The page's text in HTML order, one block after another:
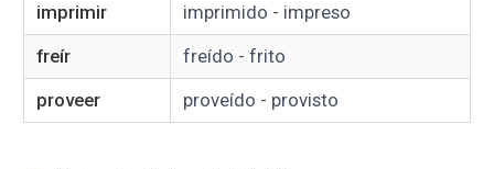
imprimir
imprimido - impreso
freír
freído - frito
proveer
proveído - provisto